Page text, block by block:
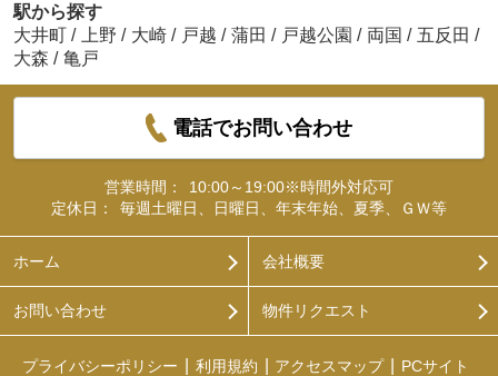
駅から探す
大井町 / 上野 / 大崎 / 戸越 / 蒲田 / 戸越公園 / 両国 / 五反田 /
大森 / 亀戸
電話でお問い合わせ
営業時間：
10:00～19:00※時間外対応可
定休日：
毎週土曜日、日曜日、年末年始、夏季、ＧＷ等
ホーム 会社概要
お問い合わせ 物件リクエスト
プライバシーポリシー 利用規約 アクセスマップ PCサイト